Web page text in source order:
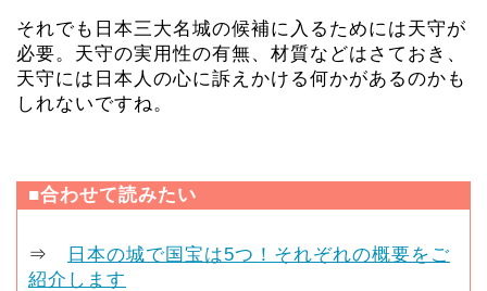
それでも日本三大名城の候補に入るためには天守が
必要。天守の実用性の有無、材質などはさておき、
天守には日本人の心に訴えかける何かがあるのかも
しれないですね。
■合わせて読みたい
⇒
日本の城で国宝は5つ！それぞれの概要をご
紹介します